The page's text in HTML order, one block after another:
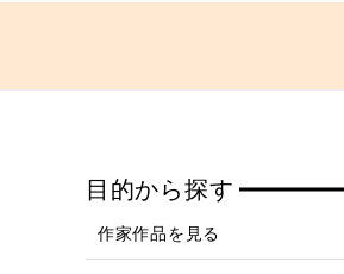
目的から探す
作家作品を見る